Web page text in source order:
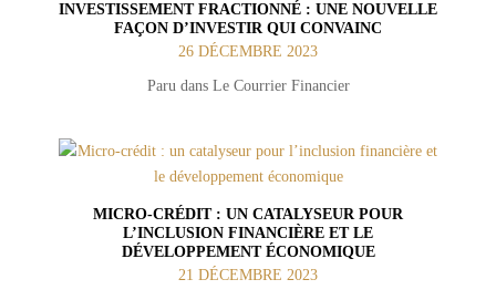
INVESTISSEMENT FRACTIONNÉ : UNE NOUVELLE
FAÇON D’INVESTIR QUI CONVAINC
26 DÉCEMBRE 2023
Paru dans Le Courrier Financier
MICRO-CRÉDIT : UN CATALYSEUR POUR
L’INCLUSION FINANCIÈRE ET LE
DÉVELOPPEMENT ÉCONOMIQUE
21 DÉCEMBRE 2023